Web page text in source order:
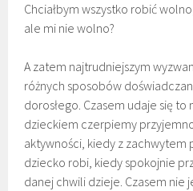
Chciałbym wszystko robić
ale mi nie wolno?
A zatem najtrudniejszym
różnych sposobów
dorosłego. Czasem udaje się
dzieckiem czerpiemy
aktywności, kiedy z zachwytem
dziecko robi, kiedy spokojnie
danej chwili dzieje. Czasem nie